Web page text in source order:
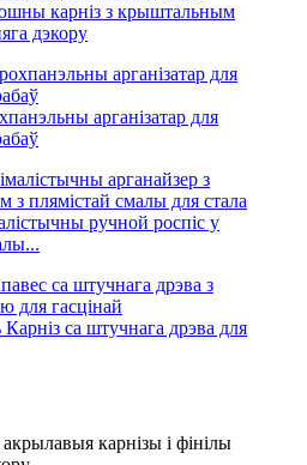
карніз з крыштальным
дэкору
арганізатар для
ручной роспіс у
са штучнага дрэва для